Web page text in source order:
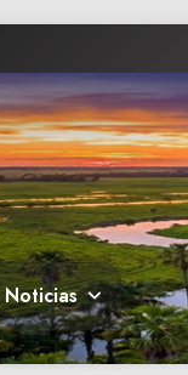
Noticias